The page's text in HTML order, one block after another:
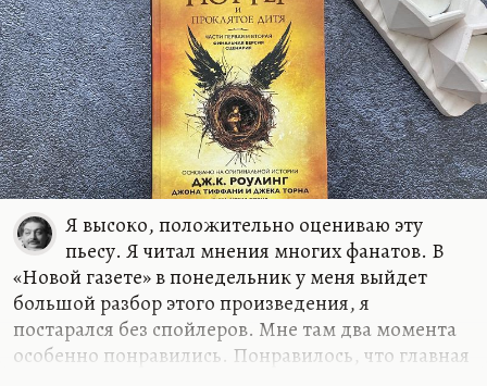
замечательно писал,…
Я высоко, положительно оцениваю эту
пьесу. Я читал мнения многих фанатов. В
«Новой газете» в понедельник у меня выйдет
большой разбор этого произведения, я
постарался без спойлеров. Мне там два момента
особенно понравились. Понравилось, что главная